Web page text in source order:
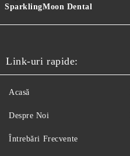
SparklingMoon Dental
Link-uri rapide:
Acasă
Despre Noi
Întrebări Frecvente